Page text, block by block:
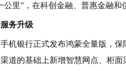
公里”，在科创金融、普惠金融和
务升级
机银行正式发布鸿蒙全量版，
道的基础上新增智慧网点、柜